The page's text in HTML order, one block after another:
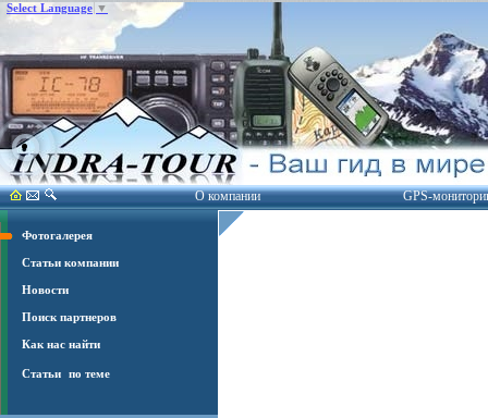
О компании GPS-
Select Language ▼
Фотогалерея
Статьи компании
Новости
Поиск партнеров
Как нас найти
Статьи по теме